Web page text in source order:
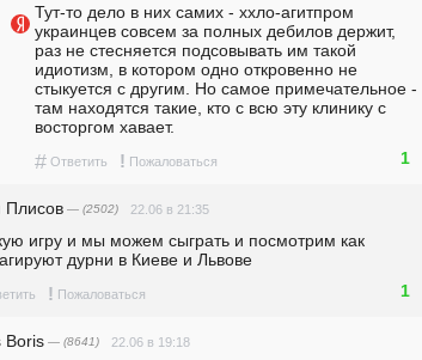
Тут-то дело в них самих - ххло-агитпром
украинцев совсем за полных дебилов держит,
раз не стесняется подсовывать им такой
идиотизм, в котором одно откровенно не
стыкуется с другим. Но самое примечательное -
там находятся такие, кто с всю эту клинику с
восторгом хавает.
# Ответить ! Пожаловаться 1
Плисов — (2502) 22.06 в 21:35
игру и мы можем сыграть и посмотрим как
дурни в Киеве и Львове
! Пожаловаться 1
Boris — (8641) 22.06 в 19:18